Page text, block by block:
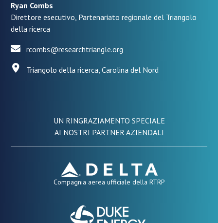
Ryan Combs
Direttore esecutivo, Partenariato regionale del Triangolo
della ricerca
rcombs@researchtriangle.org
Triangolo della ricerca, Carolina del Nord
UN RINGRAZIAMENTO SPECIALE
AI NOSTRI PARTNER AZIENDALI
Compagnia aerea ufficiale della RTRP